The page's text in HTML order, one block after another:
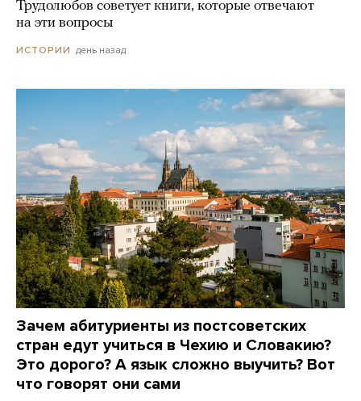
Трудолюбов советует книги, которые отвечают
на эти вопросы
ИСТОРИИ день назад
Зачем абитуриенты из постсоветских
стран едут учиться в Чехию и Словакию?
Это дорого? А язык сложно выучить? Вот
что говорят они сами